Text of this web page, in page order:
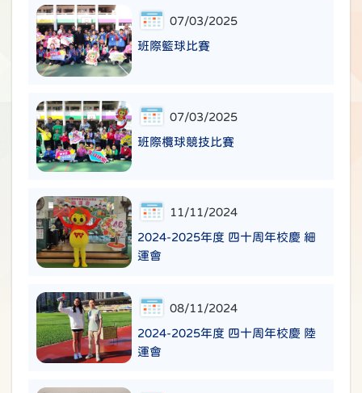
07/03/2025
班際籃球比賽
07/03/2025
班際欖球競技比賽
11/11/2024
2024-2025年度 四十周年校慶 細
運會
08/11/2024
2024-2025年度 四十周年校慶 陸
運會